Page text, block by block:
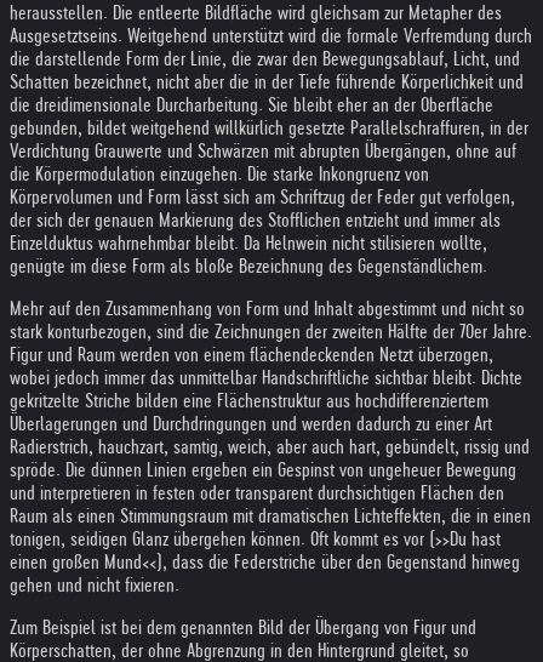
herausstellen. Die entleerte Bildfläche wird gleichsam zur Metapher des
Ausgesetztseins. Weitgehend unterstützt wird die formale Verfremdung durch
die darstellende Form der Linie, die zwar den Bewegungsablauf, Licht, und
Schatten bezeichnet, nicht aber die in der Tiefe führende Körperlichkeit und
die dreidimensionale Durcharbeitung. Sie bleibt eher an der Oberfläche
gebunden, bildet weitgehend willkürlich gesetzte Parallelschraffuren, in der
Verdichtung Grauwerte und Schwärzen mit abrupten Übergängen, ohne auf
die Körpermodulation einzugehen. Die starke Inkongruenz von
Körpervolumen und Form lässt sich am Schriftzug der Feder gut verfolgen,
der sich der genauen Markierung des Stofflichen entzieht und immer als
Einzelduktus wahrnehmbar bleibt. Da Helnwein nicht stilisieren wollte,
genügte im diese Form als bloße Bezeichnung des Gegenständlichem.
Mehr auf den Zusammenhang von Form und Inhalt abgestimmt und nicht so
stark konturbezogen, sind die Zeichnungen der zweiten Hälfte der 70er Jahre.
Figur und Raum werden von einem flächendeckenden Netzt überzogen,
wobei jedoch immer das unmittelbar Handschriftliche sichtbar bleibt. Dichte
gekritzelte Striche bilden eine Flächenstruktur aus hochdifferenziertem
Überlagerungen und Durchdringungen und werden dadurch zu einer Art
Radierstrich, hauchzart, samtig, weich, aber auch hart, gebündelt, rissig und
spröde. Die dünnen Linien ergeben ein Gespinst von ungeheuer Bewegung
und interpretieren in festen oder transparent durchsichtigen Flächen den
Raum als einen Stimmungsraum mit dramatischen Lichteffekten, die in einen
tonigen, seidigen Glanz übergehen können. Oft kommt es vor (>>Du hast
einen großen Mund<<), dass die Federstriche über den Gegenstand hinweg
gehen und nicht fixieren.
Zum Beispiel ist bei dem genannten Bild der Übergang von Figur und
Körperschatten, der ohne Abgrenzung in den Hintergrund gleitet, so